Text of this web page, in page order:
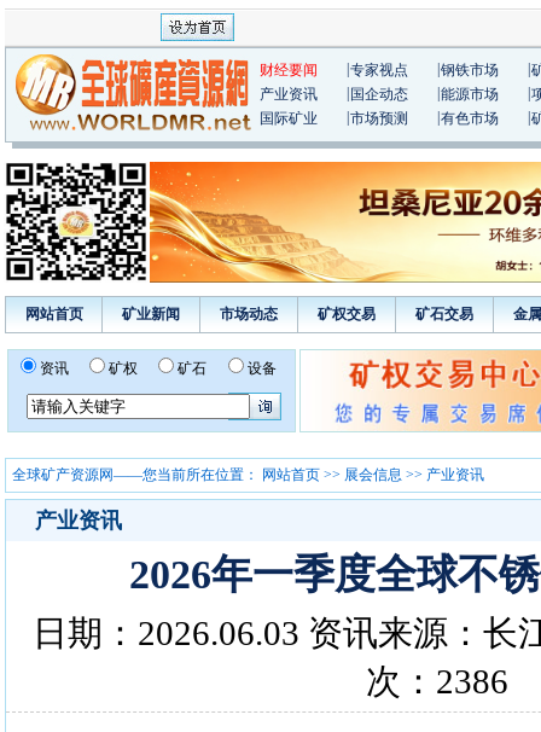
财经要闻 专家视点 钢铁市场
产业资讯
国企动态 能源市场
国际矿业
市场预测 有色市场
网站首页 矿业新闻 市场动态 矿权交易 矿石交易 金
资讯 矿权 矿石 设备
全球矿产资源网——您当前所在位置： 网站首页 >> 展会信息 >> 产业资讯
产业资讯
2026年一季度全球不
日期：2026.06.03 资讯来源：长
次：2386